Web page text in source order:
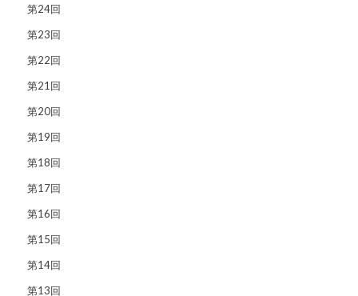
第24回
第23回
第22回
第21回
第20回
第19回
第18回
第17回
第16回
第15回
第14回
第13回